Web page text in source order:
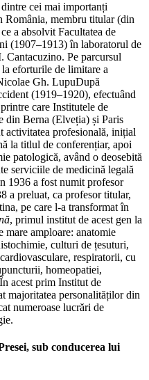
cei mai importanți
România, membru titular (din
a absolvit Facultatea de
(1907–1913) în laboratorul de
Cantacuzino. Pe parcursul
eforturile de limitare a
După
(1919–1920), efectuând
care Institutele de
din Berna (Elveția) și Paris
activitatea profesională, inițial
la titlul de conferențiar, apoi
patologică, având o deosebită
serviciile de medicină legală
1936 a fost numit profesor
a preluat, ca profesor titular,
pe care l-a transformat în
, primul institut de acest gen la
amploare: anatomie
culturi de țesuturi,
respiratorii, cu
homeopatiei,
acest prim Institut de
majoritatea personalităților din
numeroase lucrări de
sub conducerea lui